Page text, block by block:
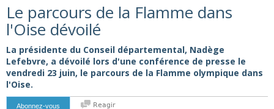
Le parcours de la Flamme dans
l'Oise dévoilé
La présidente du Conseil départemental, Nadège
Lefebvre, a dévoilé lors d'une conférence de presse le
vendredi 23 juin, le parcours de la Flamme olympique dans
l'Oise.
Abonnez-vous Reagir